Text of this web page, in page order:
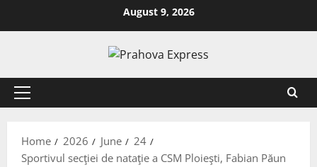
August 9, 2026
Home 2026 June
24
Sportivul secţiei de nataţie a CSM Ploieşti, Fabian Păun